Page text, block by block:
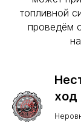
топливной
проведём
ход